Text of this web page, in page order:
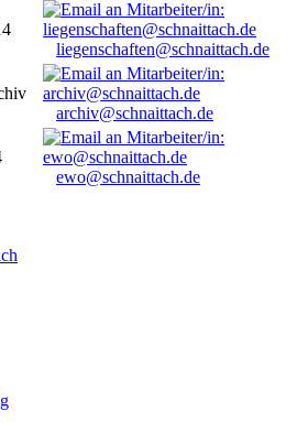
liegenschaften@schnaittach.de
archiv@schnaittach.de
ewo@schnaittach.de